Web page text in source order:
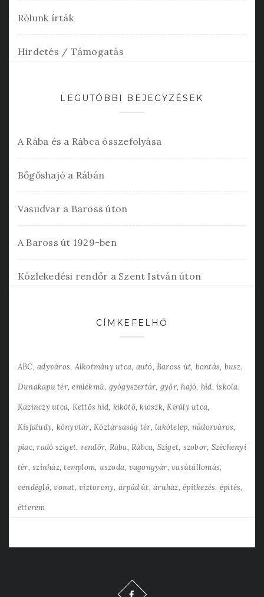
Rólunk írták
Hirdetés / Támogatás
LEGUTÓBBI BEJEGYZÉSEK
A Rába és a Rábca összefolyása
Bőgőshajó a Rábán
Vasudvar a Baross úton
A Baross út 1929-ben
Közlekedési rendőr a Szent István úton
CÍMKEFELHŐ
ABC adyváros Alkotmány utca autó Baross út bontás busz
Dunakapu tér emlékmű gyógyszertár győr hajó híd iskola
Kazinczy utca Kettős híd kikötő kioszk Király utca
Kisfaludy könyvtár Köztársaság tér lakótelep nádorváros
piac radó sziget rendőr Rába Rábca Sziget szobor Széchenyi
tér színház templom uszoda vagongyár vasútállomás
vendéglő vonat víztorony árpád út áruház építkezés építés
étterem